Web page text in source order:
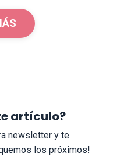
artículo?
newsletter y te
los próximos!